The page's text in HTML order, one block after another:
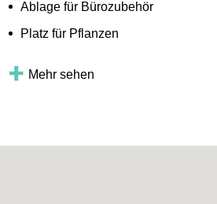
Ablage für Bürozubehör
Platz für Pflanzen
Mehr sehen